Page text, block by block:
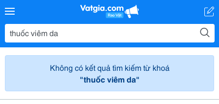
Không có kết quả tìm kiếm từ khoá
"thuốc viêm da"